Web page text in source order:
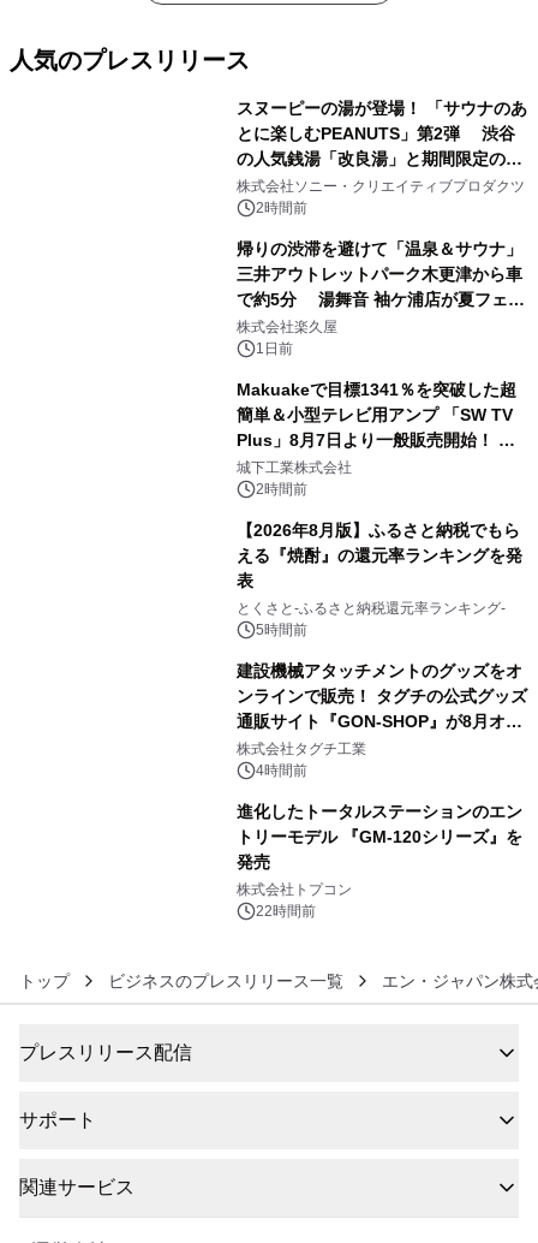
人気のプレスリリース
スヌーピーの湯が登場！ 「サウナのあ
とに楽しむPEANUTS」第2弾 渋谷
の人気銭湯「改良湯」と期間限定のコ
ラボレーション サウナイキタイコラ
ボグッズも発売決定！
株式会社ソニー・クリエイティブプロダクツ
2時間前
帰りの渋滞を避けて「温泉＆サウナ」
三井アウトレットパーク木更津から車
で約5分 湯舞音 袖ケ浦店が夏フェア
メニューを提供
株式会社楽久屋
1日前
Makuakeで目標1341％を突破した超
簡単＆小型テレビ用アンプ 「SW TV
Plus」8月7日より一般販売開始！ ケ
ーブル1本つなぐだけ、テレビの音が
ぐっと豊かに
城下工業株式会社
2時間前
【2026年8月版】ふるさと納税でもら
える『焼酎』の還元率ランキングを発
表
とくさと-ふるさと納税還元率ランキング-
5時間前
建設機械アタッチメントのグッズをオ
ンラインで販売！ タグチの公式グッズ
通販サイト『GON-SHOP』が8月オー
プン
株式会社タグチ工業
4時間前
進化したトータルステーションのエン
トリーモデル 『GM-120シリーズ』を
発売
株式会社トプコン
22時間前
トップ ビジネスのプレスリリース一覧 エン・ジャパン株式
プレスリリース配信
サポート
関連サービス